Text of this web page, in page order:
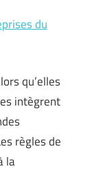
du
qu’elles
intègrent
règles de
la